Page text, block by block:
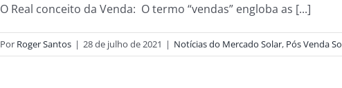
O Real conceito da Venda: O termo “vendas” engloba as [...]
Por Roger Santos | 28 de julho de 2021 | Notícias do Mercado Solar, Pós Venda